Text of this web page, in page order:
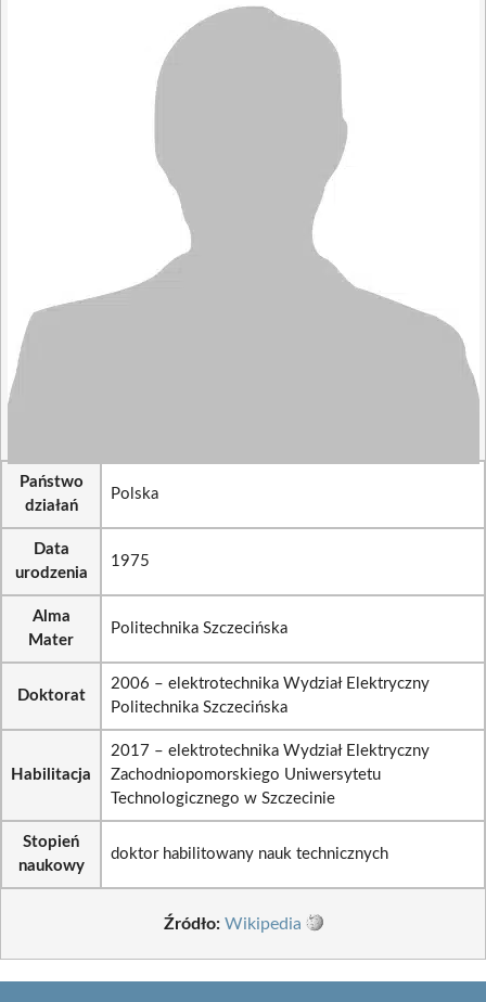
Państwo
działań
Polska
Data
urodzenia
1975
Alma
Mater
Politechnika Szczecińska
Doktorat
2006 – elektrotechnika Wydział Elektryczny
Politechnika Szczecińska
Habilitacja
2017 – elektrotechnika Wydział Elektryczny
Zachodniopomorskiego Uniwersytetu
Technologicznego w Szczecinie
Stopień
naukowy
doktor habilitowany nauk technicznych
Źródło: Wikipedia